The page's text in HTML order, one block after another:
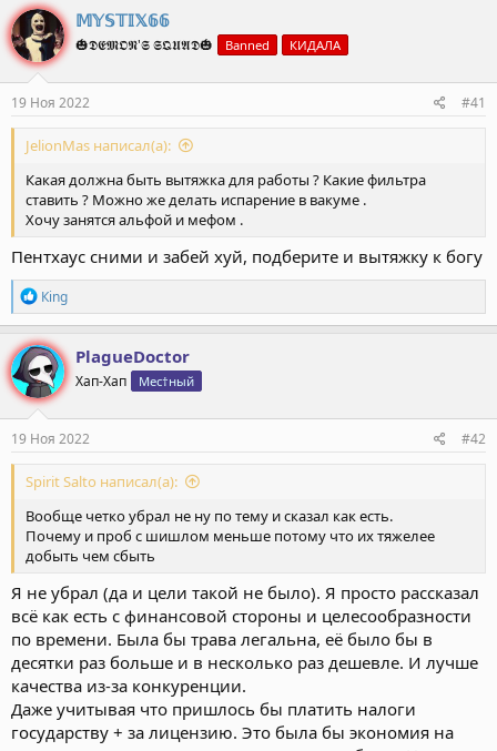
к
ц
и
и
:
𝕄𝕐𝕊𝕋𝕀𝕏𝟞𝟞
🎃𝕯𝕰𝕸𝕺𝕹'𝕾 𝕾𝕼𝖀𝕬𝕯🎃 Banned КИДАЛА
19 Ноя 2022 #41
JelionMas написал(а):
Какая должна быть вытяжка для работы ? Какие фильтра
ставить ? Можно же делать испарение в вакуме .
Хочу занятся альфой и мефом .
Пентхаус сними и забей хуй, подберите и вытяжку к богу
Р
е
а
к
ц
и
и
:
Кing
PlagueDoctor
Хап-Хап Мес†ный
19 Ноя 2022 #42
Spirit Salto написал(а):
Вообще четко убрал не ну по тему и сказал как есть.
Почему и проб с шишлом меньше потому что их тяжелее
добыть чем сбыть
Я не убрал (да и цели такой не было). Я просто рассказал
всё как есть с финансовой стороны и целесообразности
по времени. Была бы трава легальна, её было бы в
десятки раз больше и в несколько раз дешевле. И лучше
качества из-за конкуренции.
Даже учитывая что пришлось бы платить налоги
государству + за лицензию. Это была бы экономия на